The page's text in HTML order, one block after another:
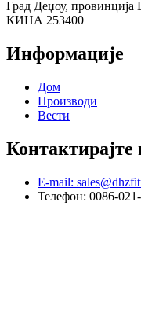
Град Деџоу,
КИНА 253400
Информације
Дом
Производи
Вести
Контактирајте
E-mail:
Телефон: 0086-